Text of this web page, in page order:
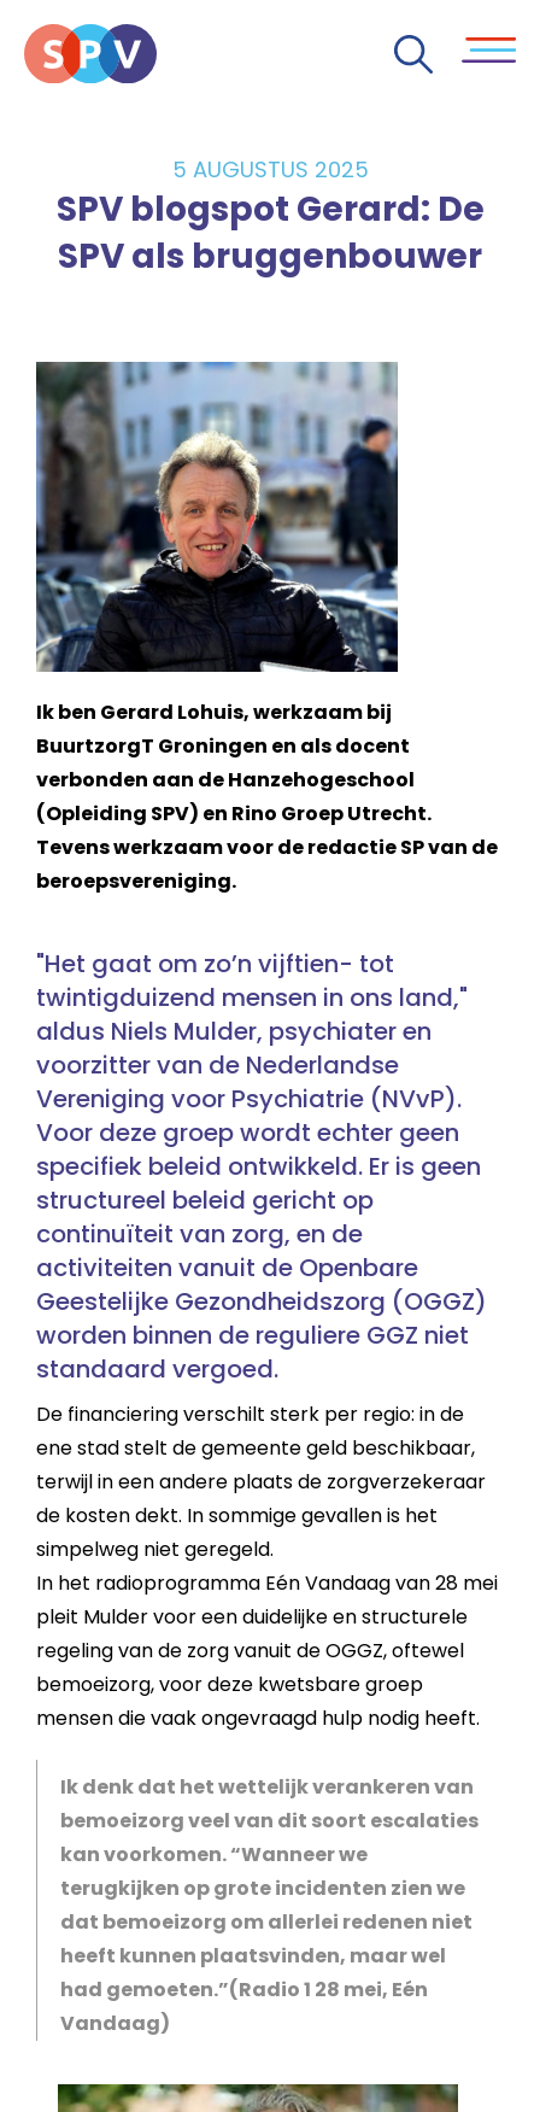
5 AUGUSTUS 2025
SPV blogspot Gerard: De
SPV als bruggenbouwer
Ik ben Gerard Lohuis, werkzaam bij
BuurtzorgT Groningen en als docent
verbonden aan de Hanzehogeschool
(Opleiding SPV) en Rino Groep Utrecht.
Tevens werkzaam voor de redactie SP van de
beroepsvereniging.
"Het gaat om zo’n vijftien- tot
twintigduizend mensen in ons land,"
aldus Niels Mulder, psychiater en
voorzitter van de Nederlandse
Vereniging voor Psychiatrie (NVvP).
Voor deze groep wordt echter geen
specifiek beleid ontwikkeld. Er is geen
structureel beleid gericht op
continuïteit van zorg, en de
activiteiten vanuit de Openbare
Geestelijke Gezondheidszorg (OGGZ)
worden binnen de reguliere GGZ niet
standaard vergoed.
De financiering verschilt sterk per regio: in de
ene stad stelt de gemeente geld beschikbaar,
terwijl in een andere plaats de zorgverzekeraar
de kosten dekt. In sommige gevallen is het
simpelweg niet geregeld.
In het radioprogramma Eén Vandaag van 28 mei
pleit Mulder voor een duidelijke en structurele
regeling van de zorg vanuit de OGGZ, oftewel
bemoeizorg, voor deze kwetsbare groep
mensen die vaak ongevraagd hulp nodig heeft.
Ik denk dat het wettelijk verankeren van
bemoeizorg veel van dit soort escalaties
kan voorkomen. “Wanneer we
terugkijken op grote incidenten zien we
dat bemoeizorg om allerlei redenen niet
heeft kunnen plaatsvinden, maar wel
had gemoeten.”(Radio 1 28 mei, Eén
Vandaag)